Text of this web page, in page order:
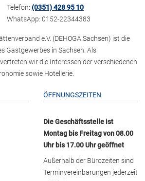
Telefon:(0351) 428 95 10
WhatsApp: 0152-22344383
e.V. (DEHOGA Sachsen) ist die
Gastgewerbes in Sachsen. Als
wir die Interessen der verschiedenen
sowie Hotellerie.
ÖFFNUNGSZEITEN
Die Geschäftsstelle ist
Montag bis Freitag von 08.00
Uhr bis 17.00 Uhr geöffnet
Außerhalb der Bürozeiten sind
Terminvereinbarungen jederzeit